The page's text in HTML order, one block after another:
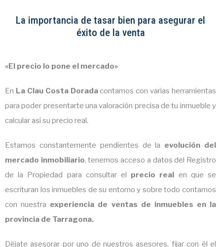
La importancia de tasar bien para asegurar el
éxito de la venta
«El precio lo pone el mercado»
En La Clau Costa Doradacontamos con varias herramientas
para poder presentarte una valoración precisa de tu inmueble y
calcular así su precio real.
Estamos constantemente pendientes de la evolución del
mercado inmobiliario, tenemos acceso a datos del Registro
de la Propiedad para consultar el precio real en que se
escrituran los inmuebles de su entorno y sobre todo contamos
con nuestra experiencia de ventas de inmuebles en la
provincia de Tarragona.
Déjate asesorar por uno de nuestros asesores, fijar con él el